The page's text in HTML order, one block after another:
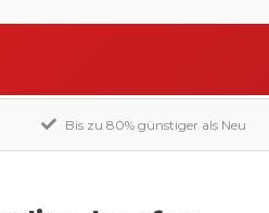
Bis zu 80% günstiger als Neu